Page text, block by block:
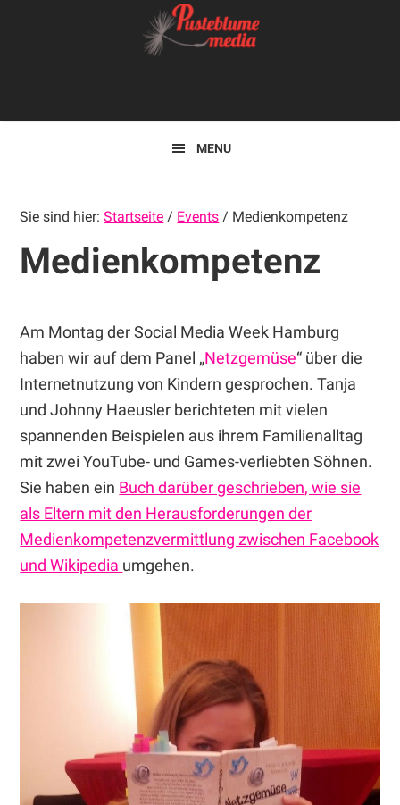
MENU
Sie sind hier:Startseite / Events / Medienkompetenz
Medienkompetenz
Am Montag der Social Media Week Hamburg
haben wir auf dem Panel „Netzgemüse“ über die
Internetnutzung von Kindern gesprochen. Tanja
und Johnny Haeusler berichteten mit vielen
spannenden Beispielen aus ihrem Familienalltag
mit zwei YouTube- und Games-verliebten Söhnen.
Sie haben ein Buch darüber geschrieben, wie sie
als Eltern mit den Herausforderungen der
Medienkompetenzvermittlung zwischen Facebook
und Wikipedia umgehen.